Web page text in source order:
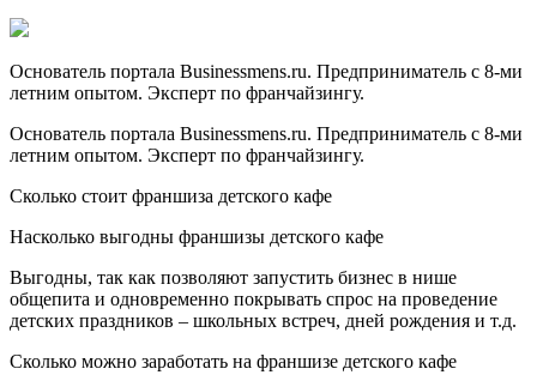
Основатель портала Businessmens.ru. Предприниматель с 8-ми
летним опытом. Эксперт по франчайзингу.
Основатель портала Businessmens.ru. Предприниматель с 8-ми
летним опытом. Эксперт по франчайзингу.
Сколько стоит франшиза детского кафе
Насколько выгодны франшизы детского кафе
Выгодны, так как позволяют запустить бизнес в нише
общепита и одновременно покрывать спрос на проведение
детских праздников – школьных встреч, дней рождения и т.д.
Сколько можно заработать на франшизе детского кафе